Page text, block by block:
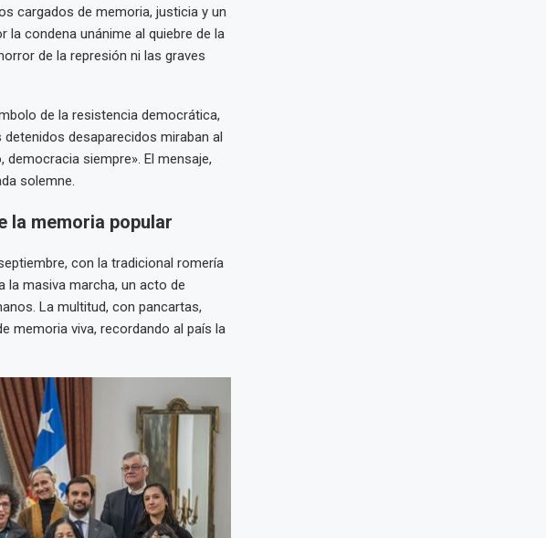
cargados de memoria, justicia y un
la condena unánime al quiebre de la
de la represión ni las graves
de la resistencia democrática,
desaparecidos miraban al
siempre». El mensaje,
solemne.
la memoria popular
con la tradicional romería
la masiva marcha, un acto de
La multitud, con pancartas,
memoria viva, recordando al país la